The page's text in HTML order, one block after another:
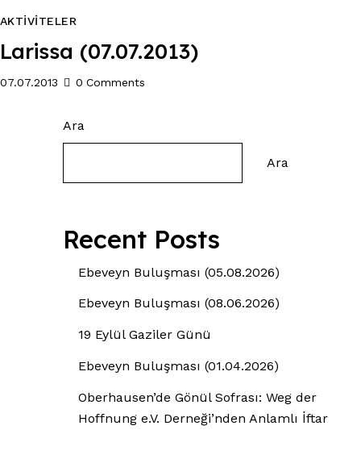
AKTİVİTELER
Larissa (07.07.2013)
07.07.2013 0 Comments
Ara
Ara
Recent Posts
Ebeveyn Buluşması (05.08.2026)
Ebeveyn Buluşması (08.06.2026)
19 Eylül Gaziler Günü
Ebeveyn Buluşması (01.04.2026)
Oberhausen’de Gönül Sofrası: Weg der
Hoffnung e.V. Derneği’nden Anlamlı İftar